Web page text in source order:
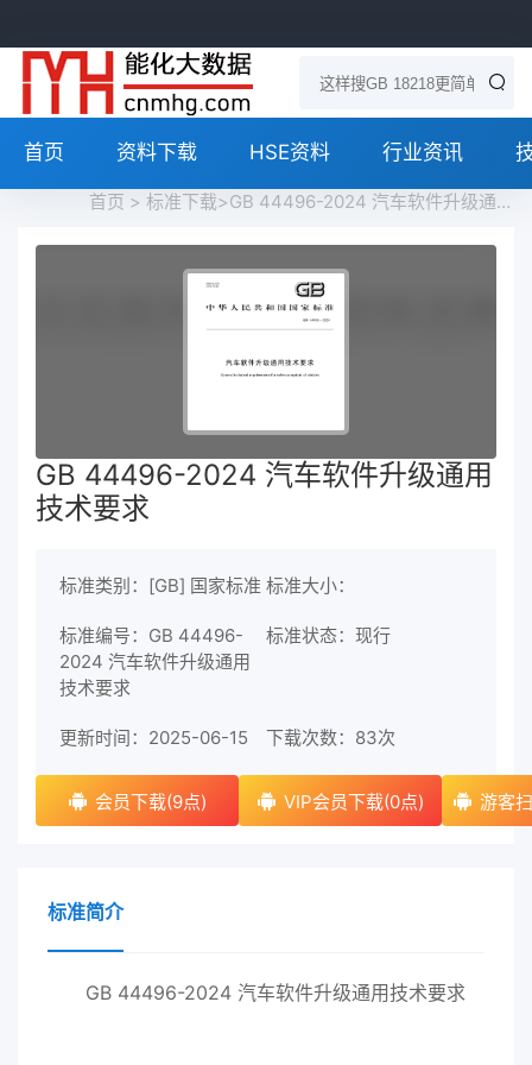
首页 资料下载 HSE资料 行业资讯
首页 > 标准下载>GB 44496-2024 汽车软件升级通用技术要求免费下载
GB 44496-2024 汽车软件升级通用
技术要求
标准类别：[GB] 国家标准 标准大小：
标准编号：GB 44496-
2024 汽车软件升级通用
技术要求
标准状态：现行
更新时间：2025-06-15 下载次数： 83次
会员下载(9点) VIP会员下载(0点) 游客
标准简介
GB 44496-2024 汽车软件升级通用技术要求